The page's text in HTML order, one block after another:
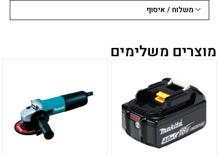
הב.M14)
משלוח / איסוף
מוצרים משלימים